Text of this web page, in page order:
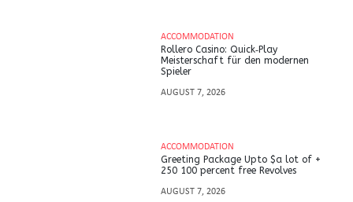
ACCOMMODATION
Rollero Casino: Quick‑Play
Meisterschaft für den modernen
Spieler
AUGUST 7, 2026
ACCOMMODATION
Greeting Package Upto $a lot of +
250 100 percent free Revolves
AUGUST 7, 2026